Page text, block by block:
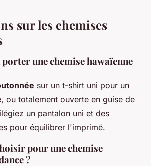
sur les chemises
une chemise hawaïenne
sur un t-shirt uni pour un
ou totalement ouverte en guise de
un pantalon uni et des
pour équilibrer l'imprimé.
pour une chemise
?